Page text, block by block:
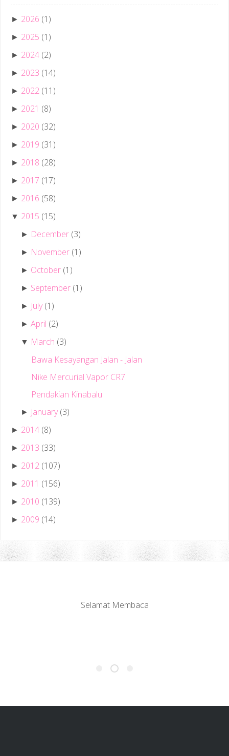
► 2026 (1)
► 2025 (1)
► 2024 (2)
► 2023 (14)
► 2022 (11)
► 2021 (8)
► 2020 (32)
► 2019 (31)
► 2018 (28)
► 2017 (17)
► 2016 (58)
▼ 2015 (15)
► December (3)
► November (1)
► October (1)
► September (1)
► July (1)
►April (2)
▼ March (3)
Bawa Kesayangan Jalan - Jalan
Nike Mercurial Vapor CR7
Pendakian Kinabalu
► January (3)
► 2014 (8)
► 2013 (33)
► 2012 (107)
► 2011 (156)
► 2010 (139)
► 2009 (14)
Jemput Datang Lagi